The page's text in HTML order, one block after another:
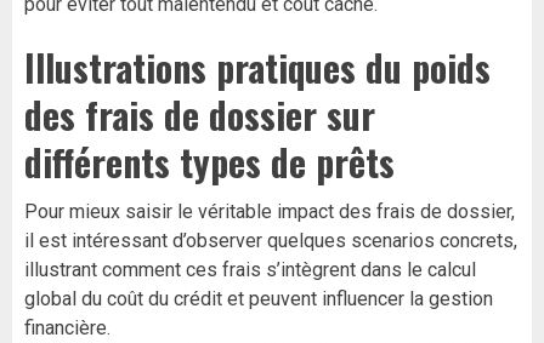
Illustrations pratiques du poids
des frais de dossier sur
différents types de prêts
Pour mieux saisir le véritable impact des frais de dossier,
il est intéressant d’observer quelques scenarios concrets,
illustrant comment ces frais s’intègrent dans le calcul
global du coût du crédit et peuvent influencer la gestion
financière.